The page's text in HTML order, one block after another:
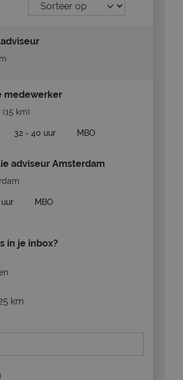
medewerker
(15 km)
32 - 40 uur MBO
adviseur Amsterdam
MBO
in je inbox?
km